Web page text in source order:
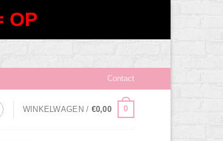
OP
Contact
WINKELWAGEN / €0,00 0